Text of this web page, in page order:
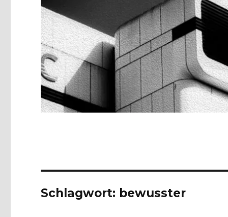
Schlagwort: bewusster